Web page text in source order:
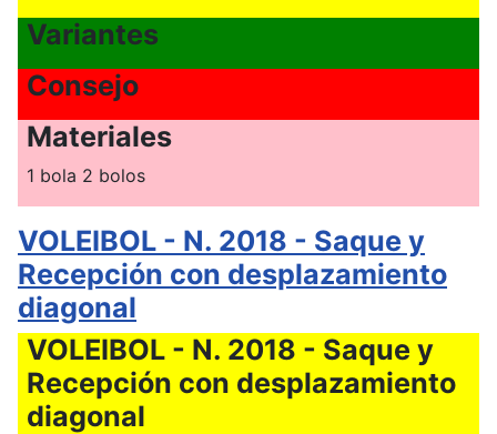
Variantes
Consejo
Materiales
1 bola 2 bolos
VOLEIBOL - N. 2018 - Saque y
Recepción con desplazamiento
diagonal
VOLEIBOL - N. 2018 - Saque y
Recepción con desplazamiento
diagonal